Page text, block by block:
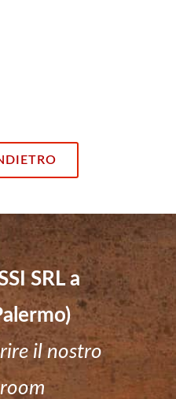
SRL a
il nostro